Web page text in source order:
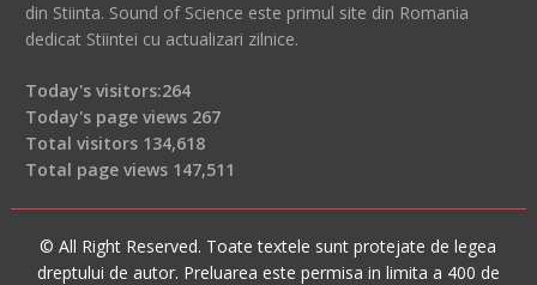
din Stiinta. Sound of Science este primul site din Romania
dedicat Stiintei cu actualizari zilnice.
Today's visitors:264
Today's page views 267
Total visitors 134,618
Total page views 147,511
© All Right Reserved. Toate textele sunt protejate de legea
dreptului de autor. Preluarea este permisa in limita a 400 de